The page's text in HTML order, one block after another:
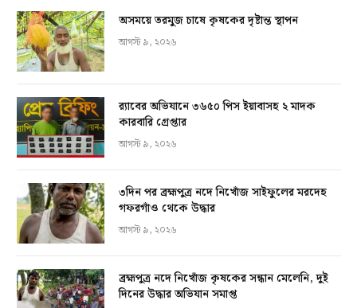
অসময়ে তরমুজ চাষে কৃষকের দৃষ্টান্ত স্থাপন
আগস্ট ৯, ২০২৬
র‍্যাবের অভিযানে ৩৬৫০ পিস ইয়াবাসহ ২ মাদক
কারবারি গ্রেপ্তার
আগস্ট ৯, ২০২৬
৩দিন পর ব্রহ্মপুত্র নদে নিখোঁজ সাইফুলের মরদেহ
গফরগাঁও থেকে উদ্ধার
আগস্ট ৯, ২০২৬
ব্রহ্মপুত্র নদে নিখোঁজ কৃষকের সন্ধান মেলেনি, দুই
দিনের উদ্ধার অভিযান সমাপ্ত